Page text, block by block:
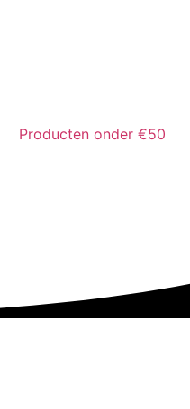
Producten onder €50